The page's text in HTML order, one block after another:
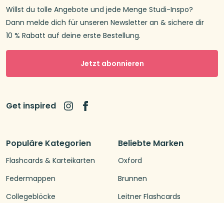
Populäre Kategorien
Flashcards & Karteikarten
Federmappen
Collegeblöcke
Beliebte Marken
Oxford
Brunnen
Leitner Flashcards
Willst du tolle Angebote und jede Menge Studi-Inspo?
Dann melde dich für unseren Newsletter an & sichere dir
10 % Rabatt auf deine erste Bestellung.
Jetzt abonnieren
Get inspired